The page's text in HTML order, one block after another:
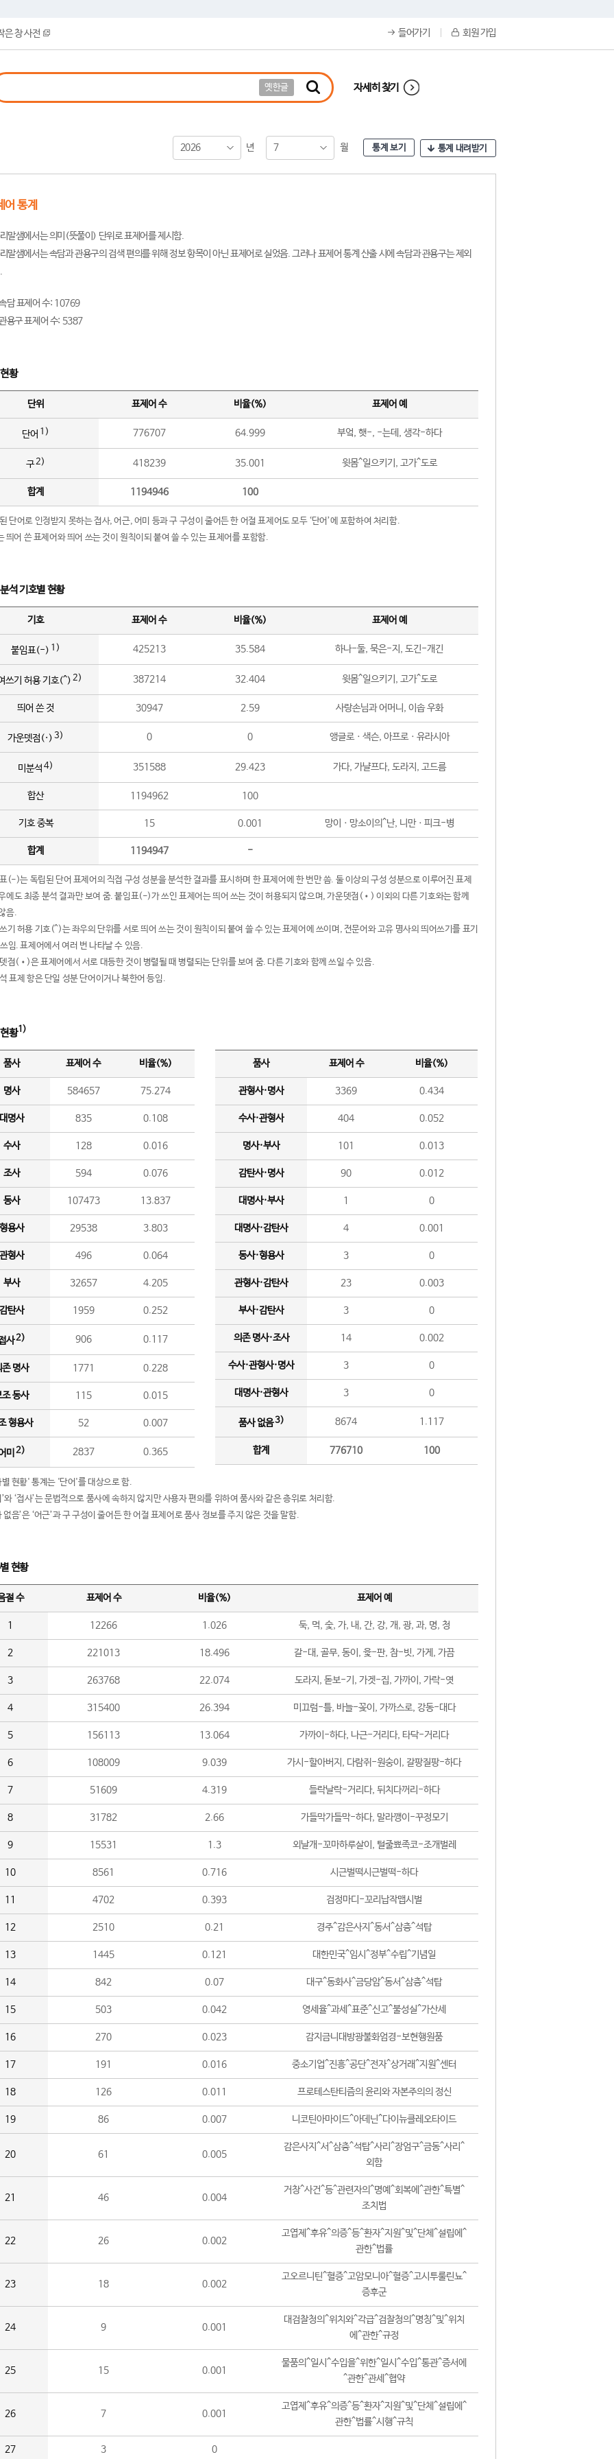
은 창 사전 들어가기 회원 가입
옛한글 자세히 찾기
2026 년 7 월 통계 보기 통계 내려받기
어 통계
말샘에서는 의미(뜻풀이) 단위로 표제어를 제시함.
말샘에서는 속담과 관용구의 검색 편의를 위해 정보 항목이 아닌 표제어로 실었음. 그러나 표제어 통계 산출 시에 속담과 관용구는 제외
담 표제어 수: 10769
용구 표제어 수: 5387
황
단위 표제어 수 비율(%) 표제어 예
단어 1) 776707 64.999 부엌, 햇-, -는데, 생각-하다
구2) 418239 35.001 윗몸^일으키기, 고가^도로
합계 1194946 100
단어로 인정받지 못하는 접사, 어근, 어미 등과 구 구성이 줄어든 한 어절 표제어도 모두 ‘단어’에 포함하여 처리함.
띄어 쓴 표제어와 띄어 쓰는 것이 원칙이되 붙여 쓸 수 있는 표제어를 포함함.
석 기호별 현황
기호 표제어 수 비율(%) 표제어 예
붙임표(-) 1) 425213 35.584 하나-둘, 묵은-지, 도긴-개긴
쓰기 허용 기호(^) 2) 387214 32.404 윗몸^일으키기, 고가^도로
띄어 쓴 것 30947 2.59 사랑손님과 어머니, 이솝 우화
가운뎃점(·) 3) 0 0 앵글로ㆍ색슨, 아프로ㆍ유라시아
미분석 4) 351588 29.423 가다, 가냘프다, 도라지, 고드름
합산 1194962 100
기호 중복 15 0.001 망이ㆍ망소이의^난, 니만ㆍ피크-병
합계 1194947 -
(-)는 독립된 단어 표제어의 직접 구성 성분을 분석한 결과를 표시하며 한 표제어에 한 번만 씀. 둘 이상의 구성 성분으로 이루어진 표제
에도 최종 분석 결과만 보여 줌. 붙임표(-)가 쓰인 표제어는 띄어 쓰는 것이 허용되지 않으며, 가운뎃점(•) 이외의 다른 기호와는 함께
음.
기 허용 기호(^)는 좌우의 단위를 서로 띄어 쓰는 것이 원칙이되 붙여 쓸 수 있는 표제어에 쓰이며, 전문어와 고유 명사의 띄어쓰기를 표기
임. 표제어에서 여러 번 나타날 수 있음.
점(•)은 표제어에서 서로 대등한 것이 병렬될 때 병렬되는 단위를 보여 줌. 다른 기호와 함께 쓰일 수 있음.
표제 항은 단일 성분 단어이거나 북한어 등임.
황1)
품사 표제어 수 비율(%)
명사 584657 75.274
명사 835 0.108
수사 128 0.016
조사 594 0.076
동사 107473 13.837
용사 29538 3.803
형사 496 0.064
부사 32657 4.205
탄사 1959 0.252
사2) 906 0.117
존 명사 1771 0.228
조 동사 115 0.015
형용사 52 0.007
미 2) 2837 0.365
품사 표제어 수 비율(%)
관형사·명사 3369 0.434
수사·관형사 404 0.052
명사·부사 101 0.013
감탄사·명사 90 0.012
대명사·부사 1 0
대명사·감탄사 4 0.001
동사·형용사 3 0
관형사·감탄사 23 0.003
부사·감탄사 3 0
의존 명사·조사 14 0.002
수사·관형사·명사 3 0
대명사·관형사 3 0
품사 없음3) 8674 1.117
합계 776710 100
현황' 통계는 '단어'를 대상으로 함.
와 ‘접사’는 문법적으로 품사에 속하지 않지만 사용자 편의를 위하여 품사와 같은 층위로 처리함.
없음’은 ‘어근’과 구 구성이 줄어든 한 어절 표제어로 품사 정보를 주지 않은 것을 말함.
현황
절 수 표제어 수 비율(%) 표제어 예
1 12266 1.026 둑, 먹, 숯, 가, 내, 간, 강, 개, 광, 과, 명, 청
2 221013 18.496 갈-대, 골무, 동이, 윷-판, 참-빗, 가게, 가끔
3 263768 22.074 도라지, 돋보-기, 가겟-집, 가까이, 가락-엿
4 315400 26.394 미끄럼-틀, 바늘-꽂이, 가까스로, 강동-대다
5 156113 13.064 가까이-하다, 나근-거리다, 타닥-거리다
6 108009 9.039 가시-할아버지, 다람쥐-원숭이, 갈팡질팡-하다
7 51609 4.319 들락날락-거리다, 뒤치다꺼리-하다
8 31782 2.66 가들막가들막-하다, 말라깽이-꾸정모기
9 15531 1.3 외날개-꼬마하루살이, 털줄뾰족코-조개벌레
10 8561 0.716 시근벌떡시근벌떡-하다
11 4702 0.393 검정마디-꼬리납작맵시벌
12 2510 0.21 경주^감은사지^동서^삼층^석탑
13 1445 0.121 대한민국^임시^정부^수립^기념일
14 842 0.07 대구^동화사^금당암^동서^삼층^석탑
15 503 0.042 영세율^과세^표준^신고^불성실^가산세
16 270 0.023 감지금니대방광불화엄경-보현행원품
17 191 0.016 중소기업^진흥^공단^전자^상거래^지원^센터
18 126 0.011 프로테스탄티즘의 윤리와 자본주의의 정신
19 86 0.007 니코틴아마이드^아데닌^다이뉴클레오타이드
20 61 0.005
감은사지^서^삼층^석탑^사리^장엄구^금동^사리^
외함
21 46 0.004
거창^사건^등^관련자의^명예^회복에^관한^특별^
조치법
22 26 0.002
고엽제^후유^의증^등^환자^지원^및^단체^설립에^
관한^법률
23 18 0.002
고오르니틴^혈증^고암모니아^혈증^고시투룰린뇨^
증후군
24 9 0.001
대검찰청의^위치와^각급^검찰청의^명칭^및^위치
에^관한^규정
25 15 0.001
물품의^일시^수입을^위한^일시^수입^통관^증서에
^관한^관세^협약
26 7 0.001
고엽제^후유^의증^등^환자^지원^및^단체^설립에^
관한^법률^시행^규칙
27 3 0